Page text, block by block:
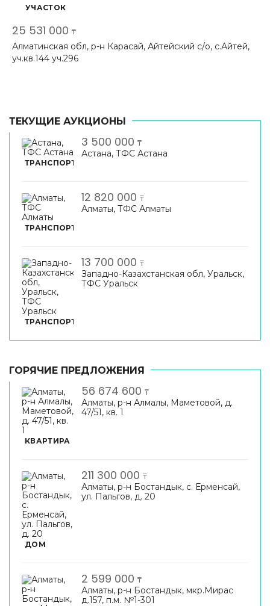
УЧАСТОК
25 531 000 ₸
Алматинская обл, р-н Карасай, Айтейский с/о, с.Айтей,
уч.кв.144 уч.296
ТЕКУЩИЕ АУКЦИОНЫ
ТРАНСПОРТ
3 500 000 ₸
Астана, ТФС Астана
ТРАНСПОРТ
12 820 000 ₸
Алматы, ТФС Алматы
ТРАНСПОРТ
13 700 000 ₸
Западно-Казахстанская обл, Уральск,
ТФС Уральск
ГОРЯЧИЕ ПРЕДЛОЖЕНИЯ
КВАРТИРА
56 674 600 ₸
Алматы, р-н Алмалы, Маметовой, д.
47/51, кв. 1
ДОМ
211 300 000 ₸
Алматы, р-н Бостандык, с. Ерменсай,
ул. Пальгов, д. 20
2 599 000 ₸
Алматы, р-н Бостандык, мкр.Мирас
д.157, п.м. №1-301